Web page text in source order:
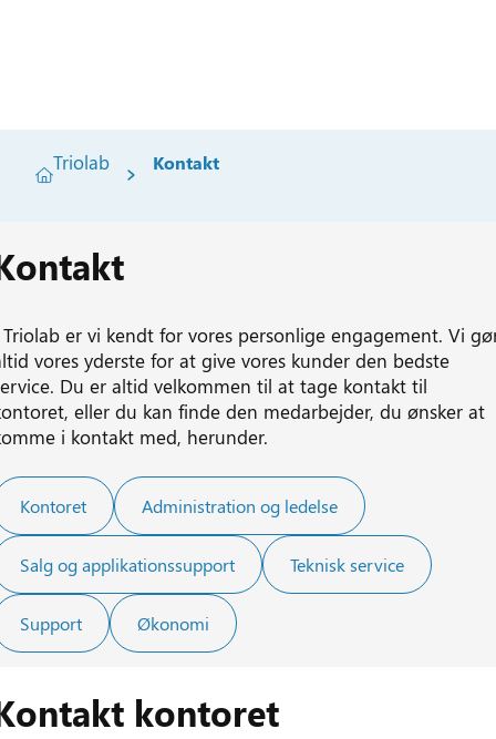
Triolab Kontakt
er vi kendt for vores personlige engagement. Vi
vores yderste for at give vores kunder den bedste
Du er altid velkommen til at tage kontakt til
eller du kan finde den medarbejder, du ønsker at
i kontakt med, herunder.
Kontoret Administration og ledelse
Salg og applikationssupport Teknisk service
Support Økonomi
kontoret